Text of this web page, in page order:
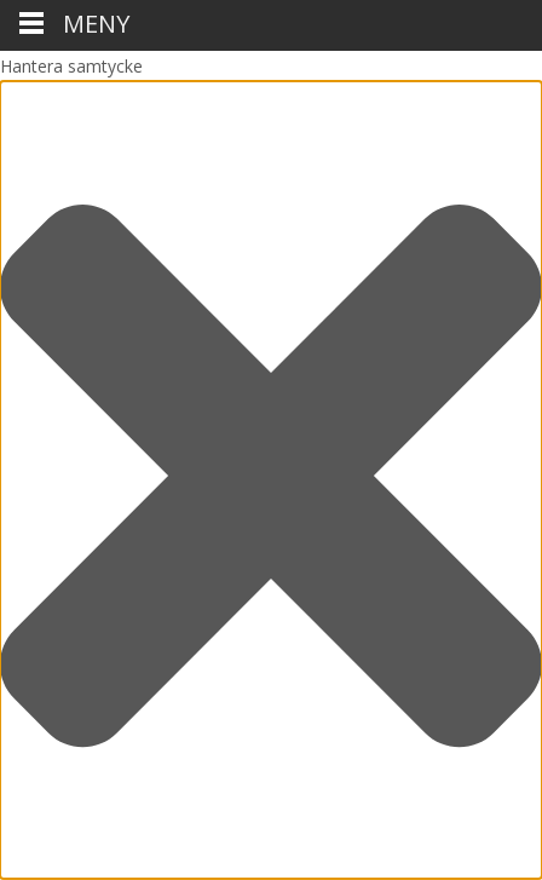
Hantera samtycke
MENY